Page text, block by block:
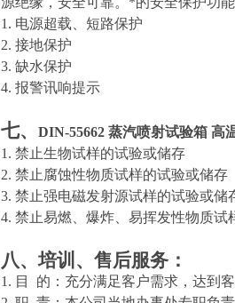
1. 电源超载、短路保护
2. 接地保护
3. 缺水保护
4. 报警讯响提示
七、 DIN-55662 蒸汽喷射试验箱 高
1. 禁止生物试样的试验或储存
2. 禁止腐蚀性物质试样的试验或储存
3. 禁止强电磁发射源试样的试验或储
4. 禁止易燃、爆炸、易挥发性物质试
八、培训、售后服务：
1. 目 的：充分满足客户需求，达到客